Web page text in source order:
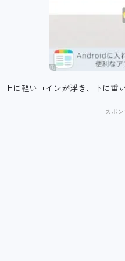
上に軽いコインが浮き、下に重
スポ